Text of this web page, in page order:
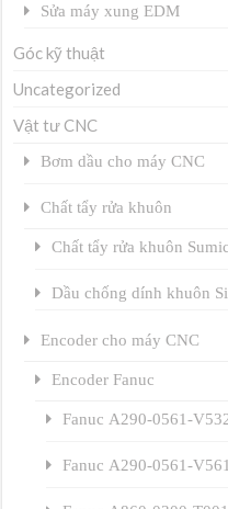
Sửa máy xung EDM
Góc kỹ thuật
Uncategorized
Vật tư CNC
Bơm dầu cho máy CNC
Chất tẩy rửa khuôn
Chất tẩy rửa khuôn
Dầu chống dính khuôn
Encoder cho máy CNC
Encoder Fanuc
Fanuc A290-0561-
Fanuc A290-0561-